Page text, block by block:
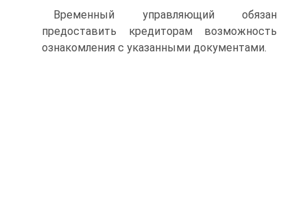
Временный управляющий обязан
предоставить кредиторам возможность
ознакомления с указанными документами.